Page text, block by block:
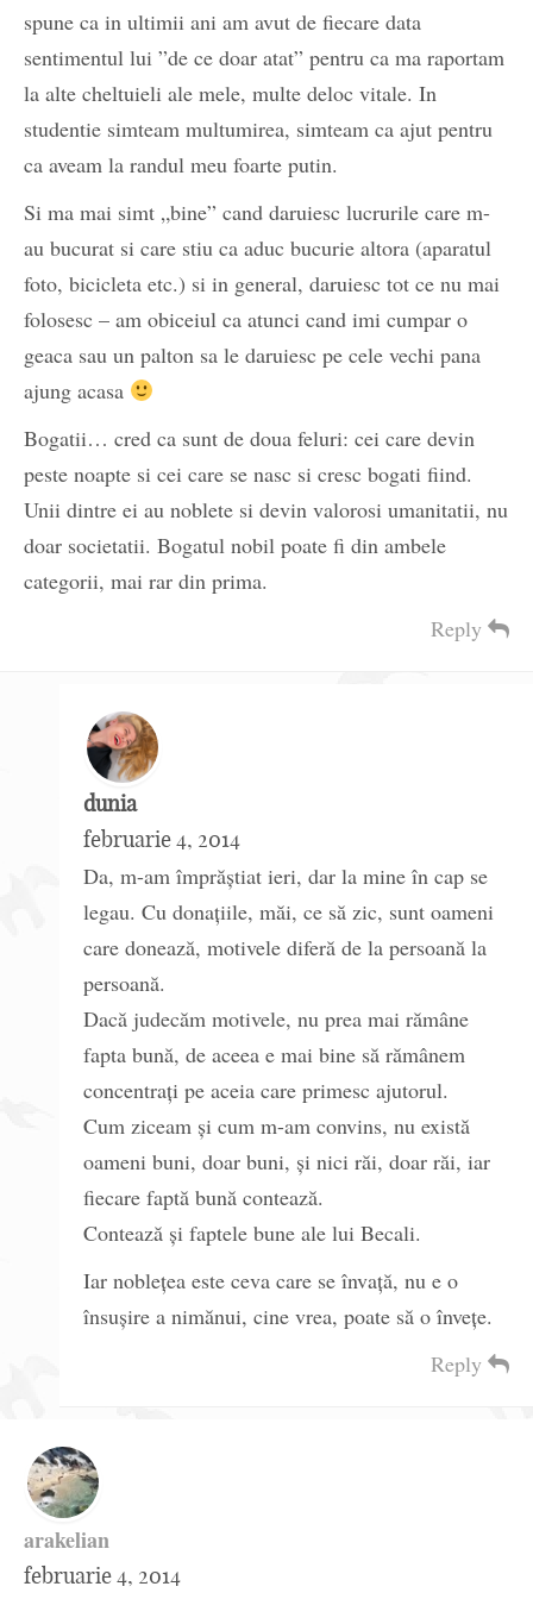
spune ca in ultimii ani am avut de fiecare data
sentimentul lui ”de ce doar atat” pentru ca ma raportam
la alte cheltuieli ale mele, multe deloc vitale. In
studentie simteam multumirea, simteam ca ajut pentru
ca aveam la randul meu foarte putin.
Si ma mai simt „bine” cand daruiesc lucrurile care m-
au bucurat si care stiu ca aduc bucurie altora (aparatul
foto, bicicleta etc.) si in general, daruiesc tot ce nu mai
folosesc – am obiceiul ca atunci cand imi cumpar o
geaca sau un palton sa le daruiesc pe cele vechi pana
ajung acasa
Bogatii… cred ca sunt de doua feluri: cei care devin
peste noapte si cei care se nasc si cresc bogati fiind.
Unii dintre ei au noblete si devin valorosi umanitatii, nu
doar societatii. Bogatul nobil poate fi din ambele
categorii, mai rar din prima.
Reply
dunia
februarie 4, 2014
Da, m-am împrăștiat ieri, dar la mine în cap se
legau. Cu donațiile, măi, ce să zic, sunt oameni
care donează, motivele diferă de la persoană la
persoană.
Dacă judecăm motivele, nu prea mai rămâne
fapta bună, de aceea e mai bine să rămânem
concentrați pe aceia care primesc ajutorul.
Cum ziceam și cum m-am convins, nu există
oameni buni, doar buni, și nici răi, doar răi, iar
fiecare faptă bună contează.
Contează și faptele bune ale lui Becali.
Iar noblețea este ceva care se învață, nu e o
însușire a nimănui, cine vrea, poate să o învețe.
Reply
arakelian
februarie 4, 2014